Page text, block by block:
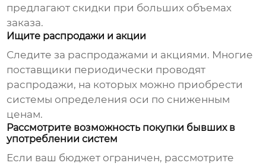
предлагают скидки при больших объемах
заказа.
Ищите распродажи и акции
Следите за распродажами и акциями. Многие
поставщики периодически проводят
распродажи, на которых можно приобрести
системы определения оси по сниженным
ценам.
Рассмотрите возможность покупки бывших в
употреблении систем
Если ваш бюджет ограничен, рассмотрите